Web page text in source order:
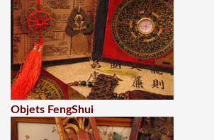
Objets FengShui